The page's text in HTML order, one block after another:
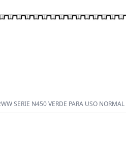
SERIE N450 VERDE PARA USO NORMAL